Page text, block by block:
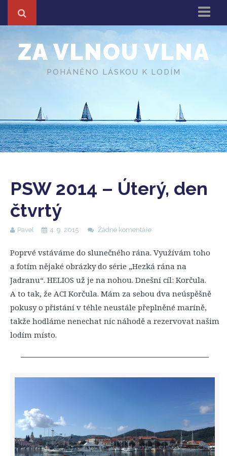
Z cest
About
ZA VLNOU VLNA
POHÁNĚNO LÁSKOU K LODÍM
PSW 2014 – Úterý, den
čtvrtý
Pavel 4. 9. 2015 Žádné komentáře
Poprvé vstáváme do slunečného rána. Využívám toho
a fotím nějaké obrázky do série „Hezká rána na
Jadranu“. HELIOS už je na nohou. Dnešní cíl: Korčula.
A to tak, že ACI Korčula. Mám za sebou dva neúspěšně
pokusy o přistání v téhle neustále přeplněné maríně,
takže hodláme nenechat nic náhodě a rezervovat našim
lodím místo.